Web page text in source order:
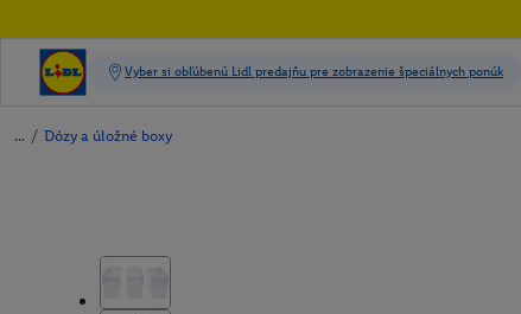
/ Dózy a úložné boxy